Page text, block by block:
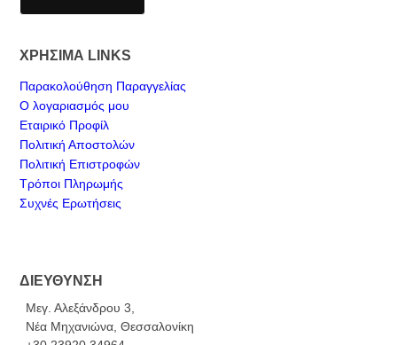
ΧΡΗΣΙΜΑ LINKS
Παρακολούθηση Παραγγελίας
Ο λογαριασμός μου
Εταιρικό Προφίλ
Πολιτική Αποστολών
Πολιτική Επιστροφών
Τρόποι Πληρωμής
Συχνές Ερωτήσεις
ΔΙΕΥΘΥΝΣΗ
Μεγ. Αλεξάνδρου 3,
Νέα Μηχανιώνα, Θεσσαλονίκη